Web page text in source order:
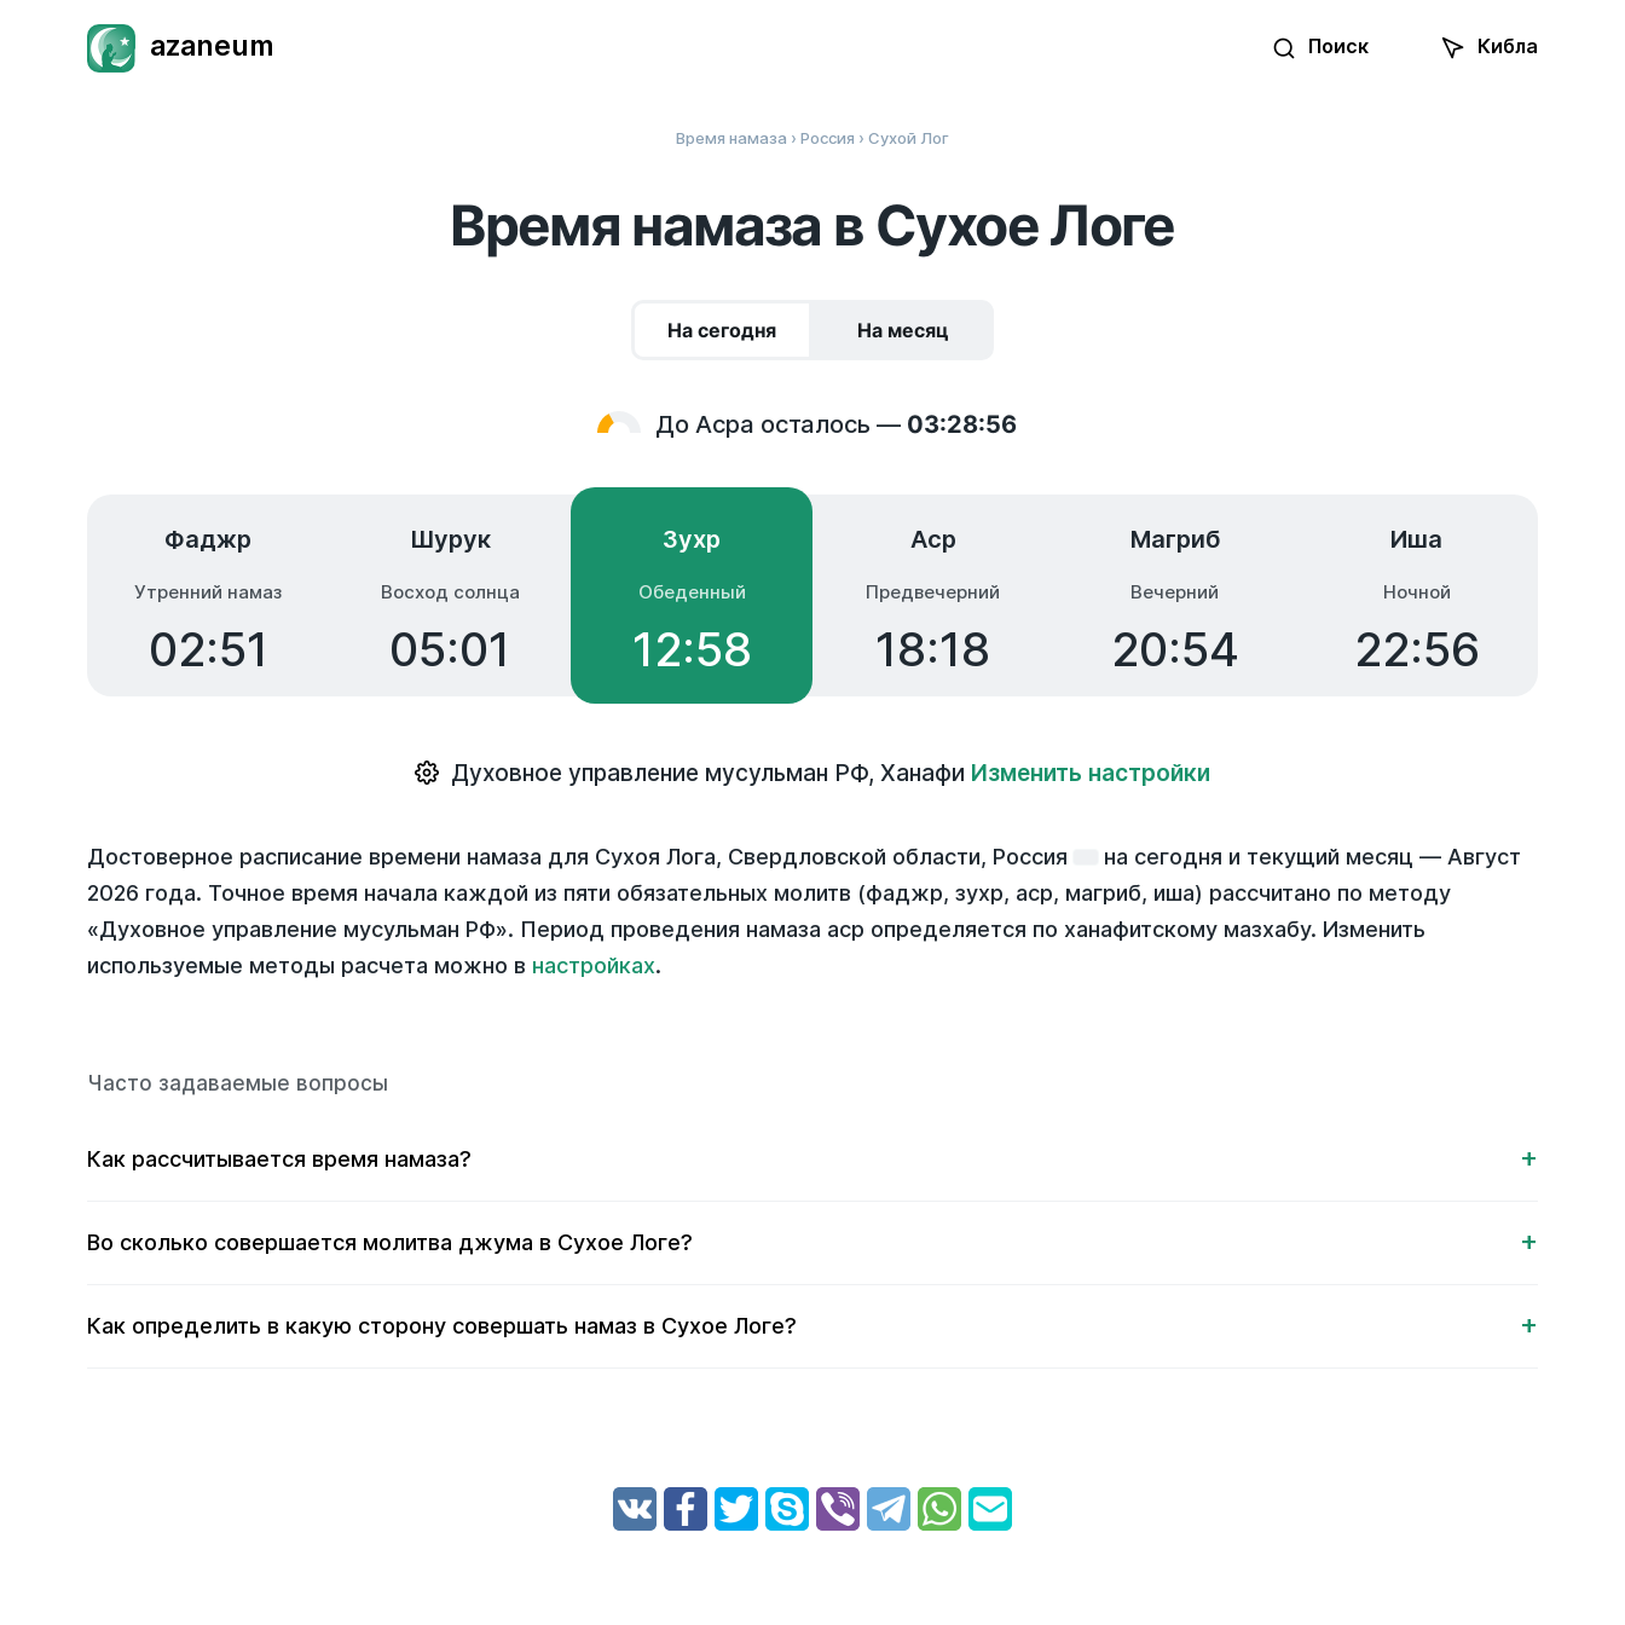
azaneum Поиск Кибла
Время намаза › Россия › Сухой Лог
Время намаза в Сухое Логе
На сегодня На месяц
До Асра осталось — 03:28:56
Фаджр
Утренний намаз
02:51
Шурук
Восход солнца
05:01
Зухр
Обеденный
12:58
Аср
Предвечерний
18:18
Магриб
Вечерний
20:54
Иша
Ночной
22:56
Духовное управление мусульман РФ, Ханафи Изменить настройки
Достоверное расписание времени намаза для Сухоя Лога, Свердловской области, Россия на сегодня и текущий месяц — Август
2026 года. Точное время начала каждой из пяти обязательных молитв (фаджр, зухр, аср, магриб, иша) рассчитано по методу
«Духовное управление мусульман РФ». Период проведения намаза аср определяется по ханафитскому мазхабу. Изменить
используемые методы расчета можно в настройках.
Часто задаваемые вопросы
Как рассчитывается время намаза?
Во сколько совершается молитва джума в Сухое Логе?
Как определить в какую сторону совершать намаз в Сухое Логе?